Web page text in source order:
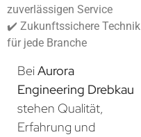
zuverlässigen Service
✔️ Zukunftssichere Technik
für jede Branche
BeiAurora
Engineering Drebkau
stehen Qualität,
Erfahrung und